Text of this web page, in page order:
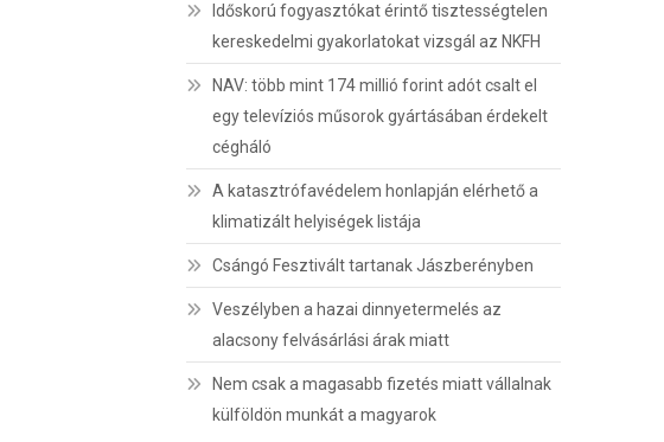
Időskorú fogyasztókat érintő tisztességtelen
kereskedelmi gyakorlatokat vizsgál az NKFH
NAV: több mint 174 millió forint adót csalt el
egy televíziós műsorok gyártásában érdekelt
cégháló
A katasztrófavédelem honlapján elérhető a
klimatizált helyiségek listája
Csángó Fesztivált tartanak Jászberényben
Veszélyben a hazai dinnyetermelés az
alacsony felvásárlási árak miatt
Nem csak a magasabb fizetés miatt vállalnak
külföldön munkát a magyarok